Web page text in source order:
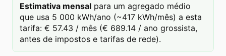
Estimativa mensal para um agregado médio
que usa 5 000 kWh/ano (~417 kWh/mês) a esta
tarifa: € 57.43 / mês (€ 689.14 / ano grossista,
antes de impostos e tarifas de rede).